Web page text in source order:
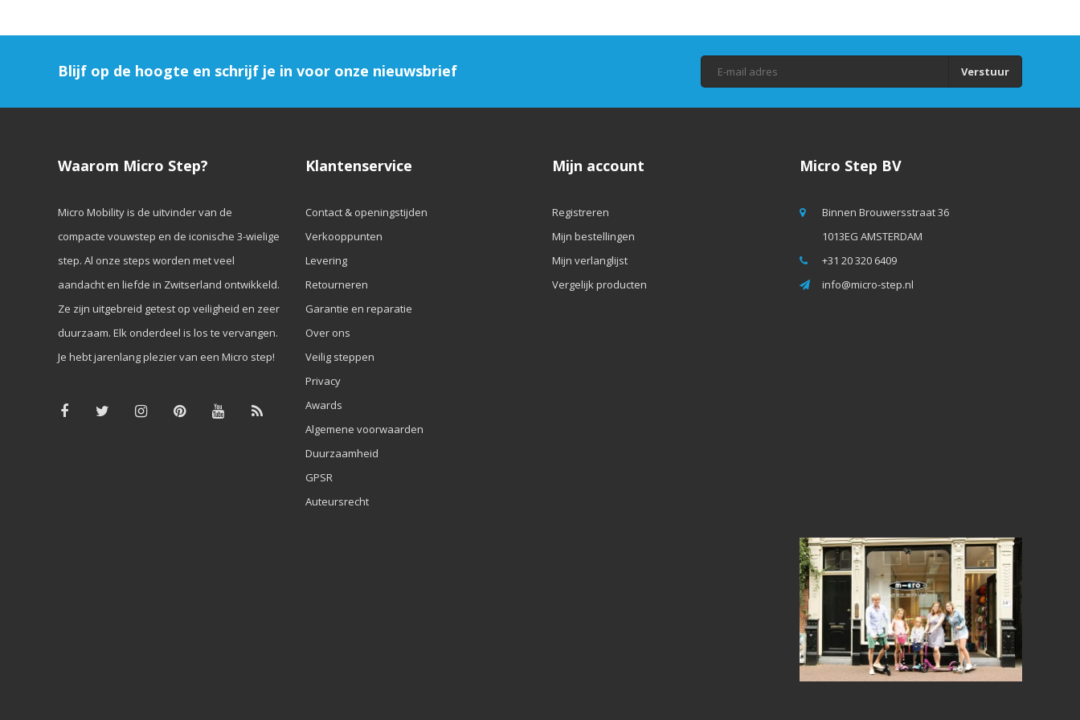
Blijf op de hoogte en schrijf je in voor onze nieuwsbrief Verstuur
Waarom Micro Step?
Micro Mobility is de uitvinder van de
compacte vouwstep en de iconische 3-wielige
step. Al onze steps worden met veel
aandacht en liefde in Zwitserland ontwikkeld.
Ze zijn uitgebreid getest op veiligheid en zeer
duurzaam. Elk onderdeel is los te vervangen.
Je hebt jarenlang plezier van een Micro step!
Klantenservice
Contact & openingstijden
Verkooppunten
Levering
Retourneren
Garantie en reparatie
Over ons
Veilig steppen
Privacy
Awards
Algemene voorwaarden
Duurzaamheid
GPSR
Auteursrecht
Mijn account
Registreren
Mijn bestellingen
Mijn verlanglijst
Vergelijk producten
Micro Step BV
Binnen Brouwersstraat 36
1013EG AMSTERDAM
+31 20 320 6409
info@micro-step.nl